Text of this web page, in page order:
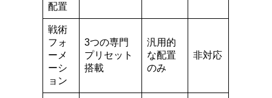
配置
戦術
フォ
ーメ
ーシ
ョン
3つの専門
プリセット
搭載
汎用的
な配置
のみ
非対応